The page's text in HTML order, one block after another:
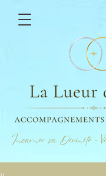
Incarner sa Divinité -